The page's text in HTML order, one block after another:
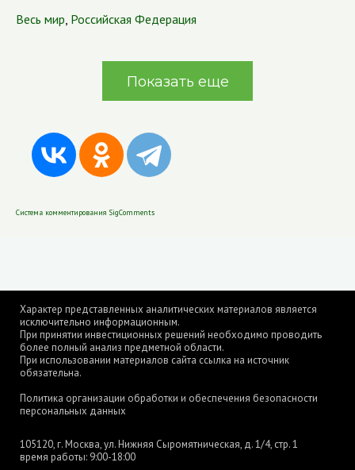
Весь мир, Российская Федерация
Показать еще
Система комментирования SigComments
Характер представленных аналитических материалов является
исключительно информационным.
При принятии инвестиционных решений необходимо проводить
более полный анализ предметной области.
При использовании материалов сайта ссылка на источник
обязательна.
Политика организации обработки и обеспечения безопасности
персональных данных
105120, г. Москва, ул. Нижняя Сыромятническая, д. 1/4, стр. 1
время работы: 9:00-18:00